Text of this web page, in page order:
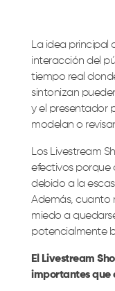
La idea principal
interacción del
tiempo real
sintonizan
y el presentador
modelan o
Los Livestream
efectivos porque
debido a la
Además, cuanto
miedo a
potencialmente
El Livestream
importantes que